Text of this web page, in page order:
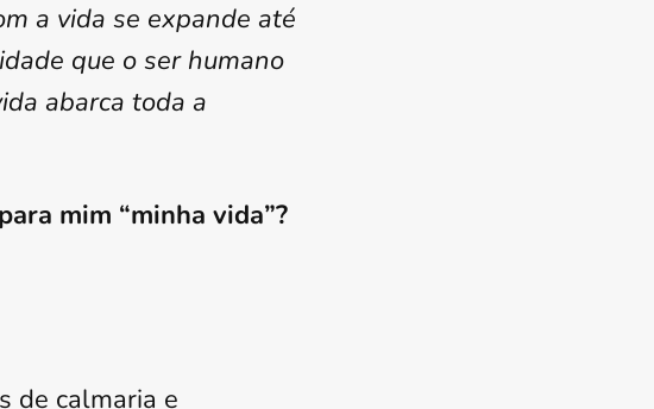
a vida se expande até
que o ser humano
abarca toda a
mim “minha vida”?
de calmaria e